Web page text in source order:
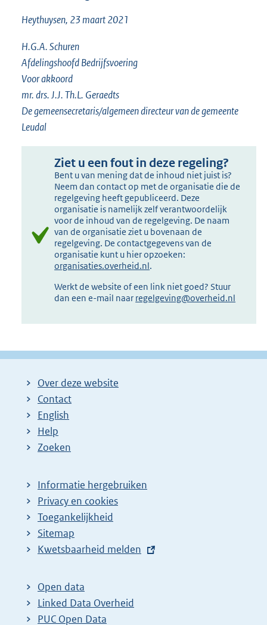
Heythuysen, 23 maart 2021
H.G.A. Schuren
Afdelingshoofd Bedrijfsvoering
Voor akkoord
mr. drs. J.J. Th.L. Geraedts
De gemeensecretaris/algemeen directeur van de gemeente
Leudal
Ziet u een fout in deze regeling?
Bent u van mening dat de inhoud niet juist is?
Neem dan contact op met de organisatie die de
regelgeving heeft gepubliceerd. Deze
organisatie is namelijk zelf verantwoordelijk
voor de inhoud van de regelgeving. De naam
van de organisatie ziet u bovenaan de
regelgeving. De contactgegevens van de
organisatie kunt u hier opzoeken:
organisaties.overheid.nl.
Werkt de website of een link niet goed? Stuur
dan een e-mail naar regelgeving@overheid.nl
Over deze website
Contact
English
Help
Zoeken
Informatie hergebruiken
Privacy en cookies
Toegankelijkheid
Sitemap
E
t
e
r
Kwetsbaarheid melden
Open data
Linked Data Overheid
PUC Open Data